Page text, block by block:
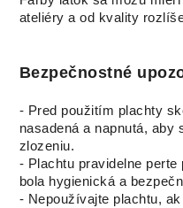
ateliéry a od kvality
Bezpečnostné
- Pred použitím plachty
nasadená a napnutá, aby
zlozeniu.
- Plachtu pravidelne
bola hygienická a
- Nepoužívajte plachtu,